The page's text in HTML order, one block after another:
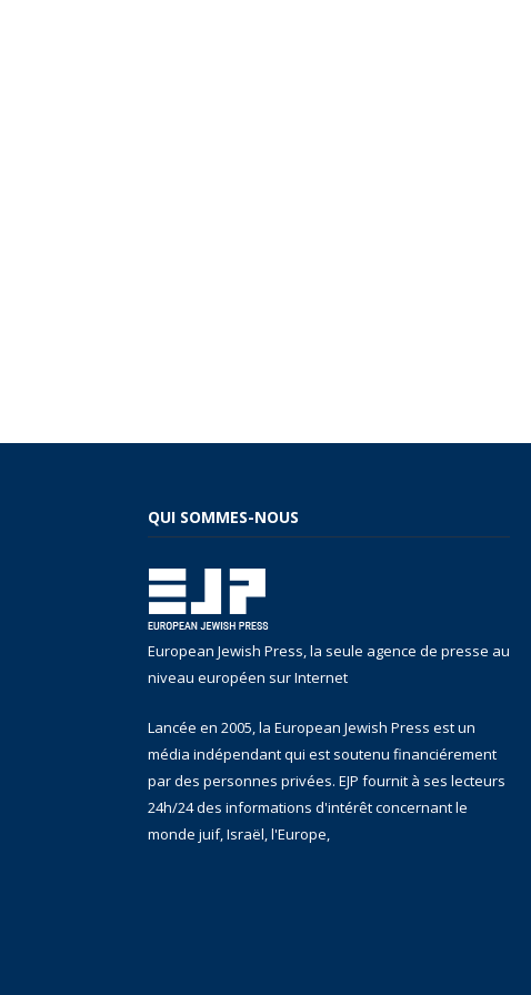
QUI SOMMES-NOUS
European Jewish Press, la seule agence de presse au
niveau européen sur Internet
Lancée en 2005, la European Jewish Press est un
média indépendant qui est soutenu financiérement
par des personnes privées. EJP fournit à ses lecteurs
24h/24 des informations d'intérêt concernant le
monde juif, Israël, l'Europe,